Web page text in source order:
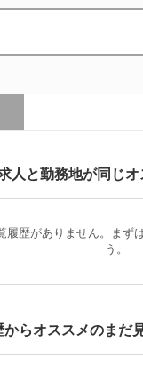
人と勤務地が同じオ
履歴がありません。まず
う。
からオススメのまだ